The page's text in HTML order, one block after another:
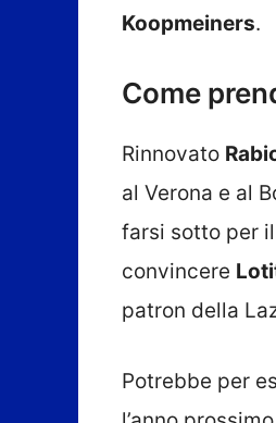
Koopmeiners.
Come
Rinnovato
al Verona e al
farsi sotto per
convincere
patron della
Potrebbe per